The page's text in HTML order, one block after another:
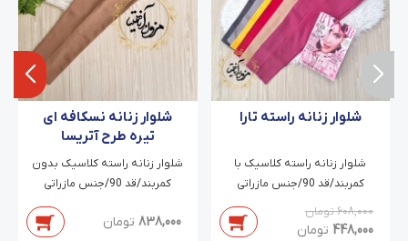
شلوار زنانه راسته تارا
شلوار زنانه راسته کلاسیک با
کمربند/قد 90/جنس مازراتی
دابل/سایز 38 تا 46
608,000تومان
448,000 تومان
شلوار زنانه نسکافه ای
تیره طرح آتریسا
شلوار زنانه راسته کلاسیک بدون
کمربند/قد 90/جنس مازراتی
838,000 تومان